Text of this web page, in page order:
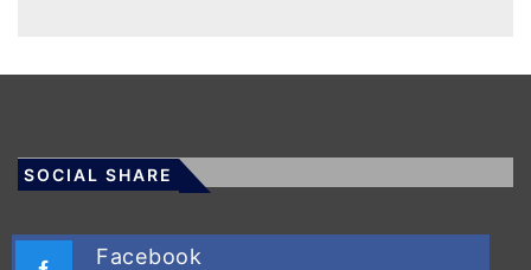
SOCIAL SHARE
Facebook